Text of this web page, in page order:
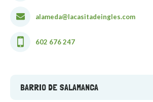
alameda@lacasitadeingles.com
602 676 247
BARRIO DE SALAMANCA